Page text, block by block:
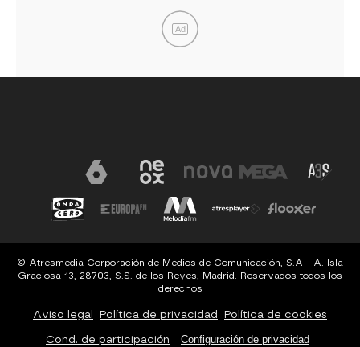
Ad
© Atresmedia Corporación de Medios de Comunicación, S.A - A. Isla
Graciosa 13, 28703, S.S. de los Reyes, Madrid. Reservados todos los
derechos
Aviso legal Política de privacidad Política de cookies
Cond. de participación Configuración de privacidad